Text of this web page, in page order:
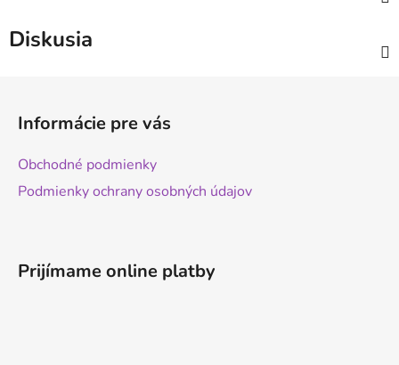
Diskusia
Informácie pre vás
Obchodné podmienky
Podmienky ochrany osobných údajov
Prijímame online platby